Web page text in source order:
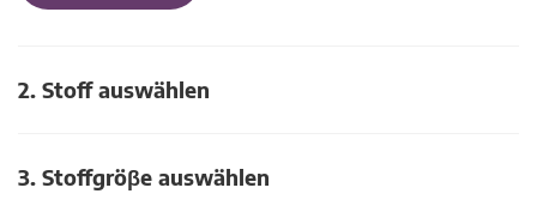
2. Stoff auswählen
3. Stoffgröβe auswählen